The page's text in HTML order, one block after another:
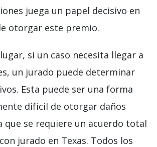
juega un papel decisivo en
otorgar este premio.
si un caso necesita llegar a
un jurado puede determinar
Esta puede ser una forma
difícil de otorgar daños
que se requiere un acuerdo total
jurado en Texas. Todos los